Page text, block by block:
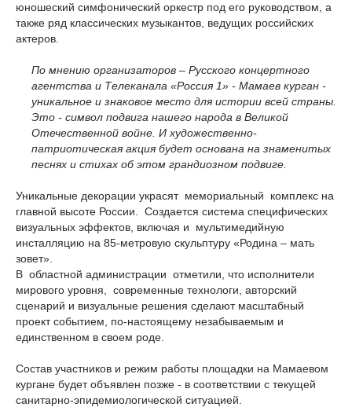
юношеский симфонический оркестр под его руководством, а
также ряд классических музыкантов, ведущих российских
актеров.
По мнению организаторов – Русского концертного
агентства и Телеканала «Россия 1» - Мамаев курган -
уникальное и знаковое место для истории всей страны.
Это - символ подвига нашего народа в Великой
Отечественной войне. И художественно-
патриотическая акция будет основана на знаменитых
песнях и стихах об этом грандиозном подвиге.
Уникальные декорации украсят мемориальный комплекс на
главной высоте России. Создается система специфических
визуальных эффектов, включая и мультимедийную
инсталляцию на 85-метровую скульптуру «Родина – мать
зовет».
В областной администрации отметили, что исполнители
мирового уровня, современные технологи, авторский
сценарий и визуальные решения сделают масштабный
проект событием, по-настоящему незабываемым и
единственном в своем роде.
Состав участников и режим работы площадки на Мамаевом
кургане будет объявлен позже - в соответствии с текущей
санитарно-эпидемиологической ситуацией.